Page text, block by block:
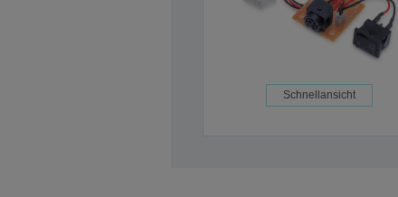
Schnellansicht